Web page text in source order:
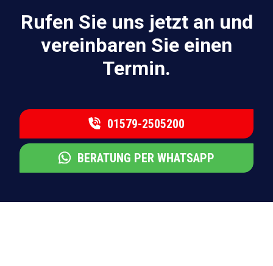
Rufen Sie uns jetzt an und
vereinbaren Sie einen
Termin.
01579-2505200
BERATUNG PER WHATSAPP